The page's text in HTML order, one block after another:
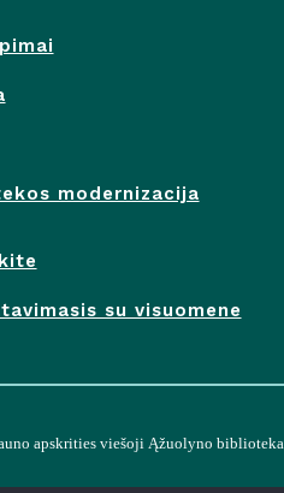
modernizacija
su visuomene
apskrities viešoji Ąžuolyno biblioteka